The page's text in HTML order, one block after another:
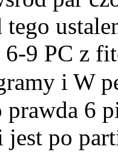
6-9 PC z
i W
prawda 6
po